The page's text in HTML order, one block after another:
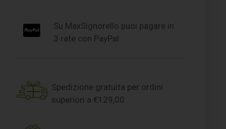
Su MaxSignorello puoi pagare in
3 rate con PayPal
Spedizione gratuita per ordini
superiori a €129,00